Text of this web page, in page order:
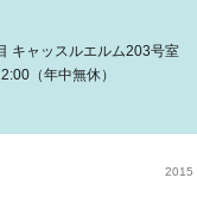
キャッスルエルム203号室
（年中無休）
2015